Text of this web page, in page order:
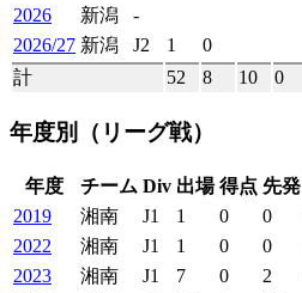
2026
新潟 -
2026/27 新潟 J2 1 0
計
52 8 10 0
年度別 （リーグ戦）
年度 チーム Div 出場 得点 先発
2019
湘南 J1 1 0 0
2022
湘南 J1 1 0 0
2023
湘南 J1 7 0 2